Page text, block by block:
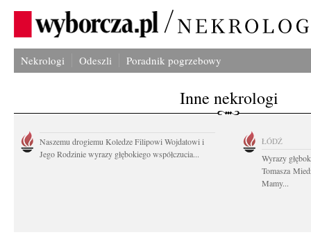
Nekrologi Odeszli Poradnik pogrzebowy
Inne nekrologi
Naszemu drogiemu Koledze Filipowi Wojdatowi i
Jego Rodzinie wyrazy głębokiego współczucia...
ŁÓDŹ
Wyrazy
Tomasza
Mamy...